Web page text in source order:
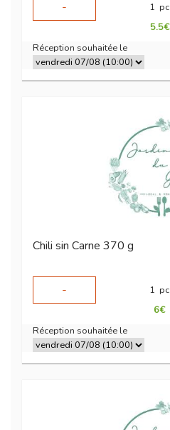
-
1 pc
5.5€
Réception souhaitée le
Chili sin Carne 370 g
-
1 pc
6€
Réception souhaitée le